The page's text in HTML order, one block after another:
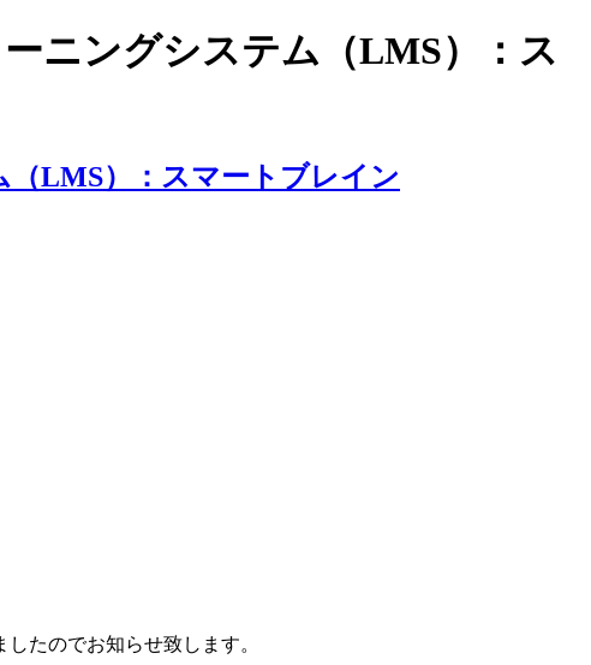
ニングシステム（LMS）：ス
たのでお知らせ致します。